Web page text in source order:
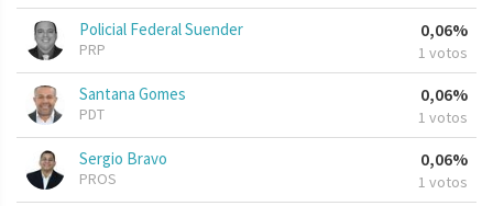
Policial Federal Suender
PRP
0,06%
1 votos
Santana Gomes
PDT
0,06%
1 votos
Sergio Bravo
PROS
0,06%
1 votos